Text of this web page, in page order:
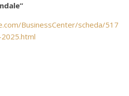
BusinessCenter/scheda/